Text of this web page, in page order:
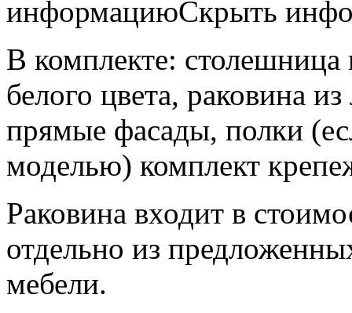
информациюСкрыть
В комплекте: столешница
белого цвета, раковина
прямые фасады, полки
моделью) комплект
Раковина входит в
отдельно из
мебели.